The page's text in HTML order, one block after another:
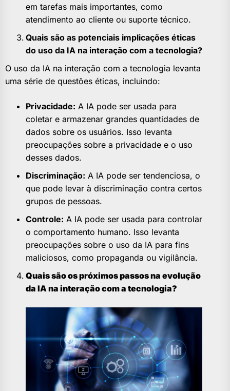
em tarefas mais importantes, como
atendimento ao cliente ou suporte técnico.
Quais são as potenciais implicações éticas
do uso da IA na interação com a tecnologia?
O uso da IA na interação com a tecnologia levanta
uma série de questões éticas, incluindo:
Privacidade: A IA pode ser usada para
coletar e armazenar grandes quantidades de
dados sobre os usuários. Isso levanta
preocupações sobre a privacidade e o uso
desses dados.
Discriminação: A IA pode ser tendenciosa, o
que pode levar à discriminação contra certos
grupos de pessoas.
Controle: A IA pode ser usada para controlar
o comportamento humano. Isso levanta
preocupações sobre o uso da IA para fins
maliciosos, como propaganda ou vigilância.
Quais são os próximos passos na evolução
da IA na interação com a tecnologia?